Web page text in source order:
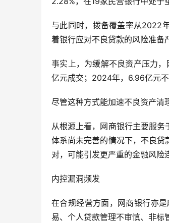
与此同时，拨备覆盖率从2022
着银行应对不良贷款的风险准备
事实上，为缓解不良资产压力
亿元成交；2024年，6.96亿元不
尽管这种方式能加速不良资产清
从根源上看，网商银行主要服
体系尚未完善的情况下，不良
对，可能引发更严重的金融风险
内控漏洞频发
在合规经营方面，网商银行亦
易、个人贷款管理不审慎、非标